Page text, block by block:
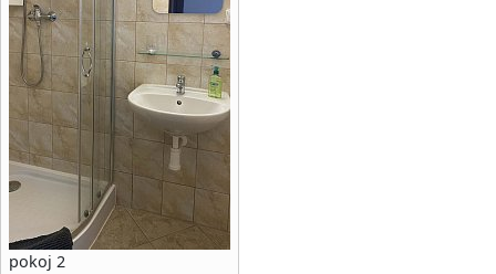
pokoj 2